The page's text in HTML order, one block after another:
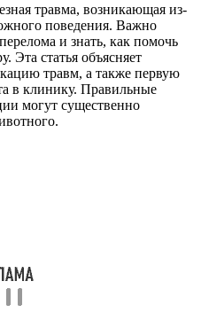
травма, возникающая из-
поведения. Важно
и знать, как помочь
Эта статья объясняет
травм, а также первую
в клинику. Правильные
могут существенно